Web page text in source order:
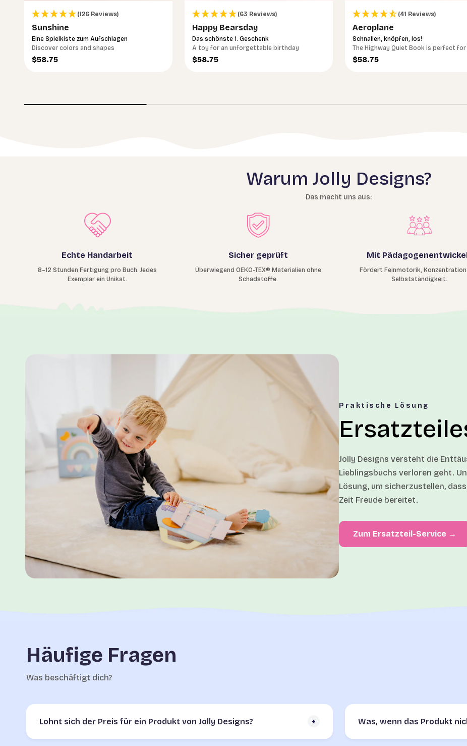
(126 Reviews)
Sunshine
Eine Spielkiste zum Aufschlagen
Discover colors and shapes
Sale price
$58.75
(63 Reviews)
Happy Bearsday
Das schönste 1. Geschenk
A toy for an unforgettable birthday
Sale price
$58.75
(41 Reviews)
Aeroplane
Schnallen, knöpfen, los!
The Highway Quiet Book is perfect for
car journeys
Sale price
$58.75
Warum Jolly Designs?
Das macht uns aus:
Echte Handarbeit
8–12 Stunden Fertigung pro Buch. Jedes
Exemplar ein Unikat.
Sicher geprüft
Überwiegend OEKO-TEX® Materialien ohne
Schadstoffe.
Mit
Fördert Feinmotorik, Konzentration
Selbstständigkeit.
Praktische Lösung
Jolly Designs versteht die
Lieblingsbuchs verloren geht.
Lösung, um sicherzustellen,
Zeit Freude bereitet.
Zum Ersatzteil-Service →
Häufige Fragen
Was beschäftigt dich?
Lohnt sich der Preis für ein Produkt von Jolly Designs? + Was, wenn das Produkt